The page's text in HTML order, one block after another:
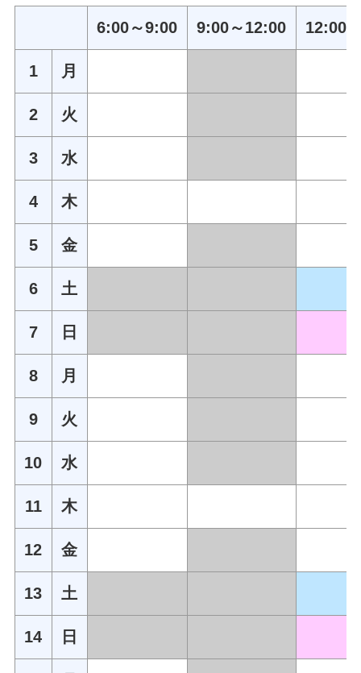
6:00～9:00 9:00～12:00 12:00
1 月
2 火
3 水
4 木
5 金
6 土
7 日
8 月
9 火
10 水
11 木
12 金
13 土
14 日